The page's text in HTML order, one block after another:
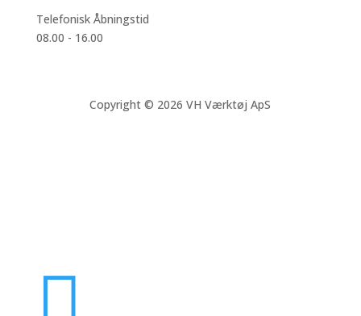
Telefonisk Åbningstid
08.00 - 16.00
Copyright © 2026 VH Værktøj ApS